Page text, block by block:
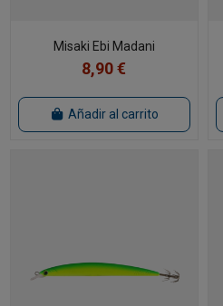
Misaki Ebi Madani
8,90 €
Añadir al carrito